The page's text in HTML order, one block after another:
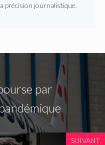
précision journalistique.
par
SUIVANT